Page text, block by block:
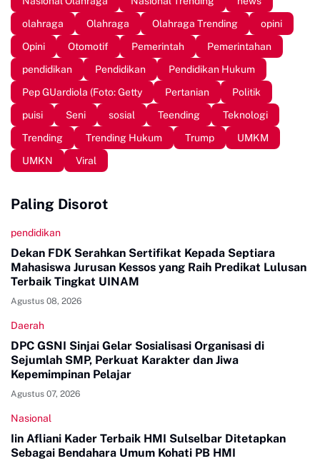
olahraga
Olahraga Olahraga Trending
opini
Opini
Otomotif Pemerintah
Pemerintahan
pendidikan
Pendidikan
Pendidikan Hukum
Pep GUardiola (Foto: Getty
Pertanian
Politik
puisi
Seni sosial Teending
Teknologi
Trending
Trending Hukum Trump
UMKM
UMKN
Viral
Paling Disorot
pendidikan
Dekan FDK Serahkan Sertifikat Kepada Septiara
Mahasiswa Jurusan Kessos yang Raih Predikat Lulusan
Terbaik Tingkat UINAM
Agustus 08, 2026
Daerah
DPC GSNI Sinjai Gelar Sosialisasi Organisasi di
Sejumlah SMP, Perkuat Karakter dan Jiwa
Kepemimpinan Pelajar
Agustus 07, 2026
Nasional
Iin Afliani Kader Terbaik HMI Sulselbar Ditetapkan
Sebagai Bendahara Umum Kohati PB HMI